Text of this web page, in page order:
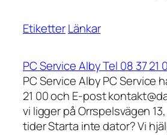
EtiketterLänkar
PC Service Alby Tel 08 37 21
PC Service Alby PC Service
21 00 och E-post
vi ligger på Orrspelsvägen
tider Starta inte dator? Vi